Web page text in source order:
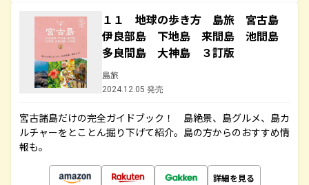
１１ 地球の歩き方 島旅 宮古島
伊良部島 下地島 来間島 池間島
多良間島 大神島 ３訂版
島旅
2024.12.05 発売
宮古諸島だけの完全ガイドブック！ 島絶景、島グルメ、島カ
ルチャーをとことん掘り下げて紹介。島の方からのおすすめ情
報も。
詳細を見る